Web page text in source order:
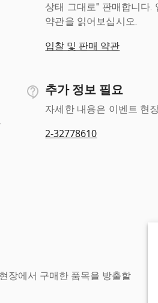
상태 그대로" 판매합니다.
약관을 읽어보십시오.
입찰 및 판매 약관
추가 정보 필요
자세한 내용은 이벤트 현
2-32778610
장에서 구매한 품목을 방출할